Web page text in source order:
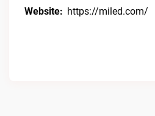
Website: https://miled.com/